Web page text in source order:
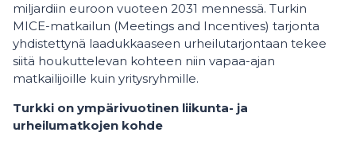
miljardiin euroon vuoteen 2031 mennessä. Turkin
MICE-matkailun (Meetings and Incentives) tarjonta
yhdistettynä laadukkaaseen urheilutarjontaan tekee
siitä houkuttelevan kohteen niin vapaa-ajan
matkailijoille kuin yritysryhmille.
Turkki on ympärivuotinen liikunta- ja
urheilumatkojen kohde